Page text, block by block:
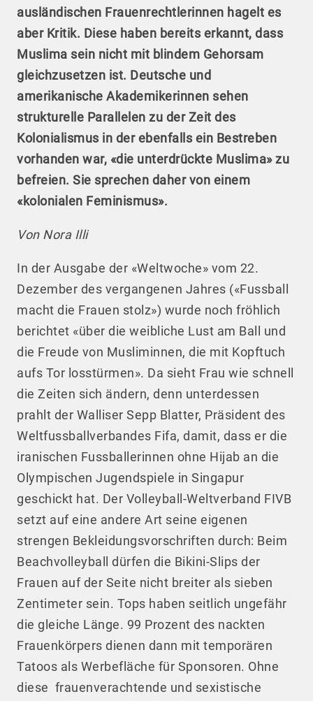
ausländischen Frauenrechtlerinnen hagelt es
aber Kritik. Diese haben bereits erkannt, dass
Muslima sein nicht mit blindem Gehorsam
gleichzusetzen ist. Deutsche und
amerikanische Akademikerinnen sehen
strukturelle Parallelen zu der Zeit des
Kolonialismus in der ebenfalls ein Bestreben
vorhanden war, «die unterdrückte Muslima» zu
befreien. Sie sprechen daher von einem
«kolonialen Feminismus».
Von Nora Illi
In der Ausgabe der «Weltwoche» vom 22.
Dezember des vergangenen Jahres («Fussball
macht die Frauen stolz») wurde noch fröhlich
berichtet «über die weibliche Lust am Ball und
die Freude von Musliminnen, die mit Kopftuch
aufs Tor losstürmen». Da sieht Frau wie schnell
die Zeiten sich ändern, denn unterdessen
prahlt der Walliser Sepp Blatter, Präsident des
Weltfussballverbandes Fifa, damit, dass er die
iranischen Fussballerinnen ohne Hijab an die
Olympischen Jugendspiele in Singapur
geschickt hat. Der Volleyball-Weltverband FIVB
setzt auf eine andere Art seine eigenen
strengen Bekleidungsvorschriften durch: Beim
Beachvolleyball dürfen die Bikini-Slips der
Frauen auf der Seite nicht breiter als sieben
Zentimeter sein. Tops haben seitlich ungefähr
die gleiche Länge. 99 Prozent des nackten
Frauenkörpers dienen dann mit temporären
Tatoos als Werbefläche für Sponsoren. Ohne
diese frauenverachtende und sexistische